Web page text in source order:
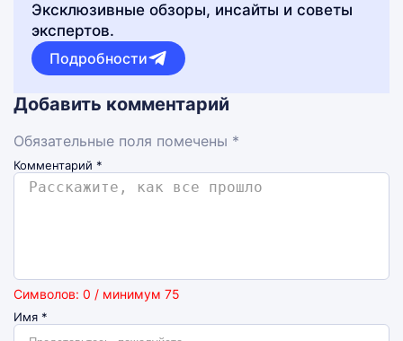
Эксклюзивные обзоры, инсайты и советы
экспертов.
Подробности
Добавить комментарий
Обязательные поля помечены *
Комментарий *
Символов: 0 / минимум 75
Имя *